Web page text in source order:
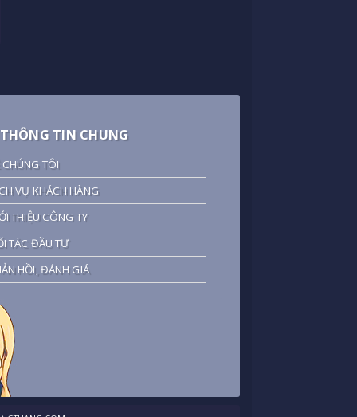
THÔNG TIN CHUNG
CHÚNG TÔI
VỤ KHÁCH HÀNG
THIỆU CÔNG TY
TÁC ĐẦU TƯ
HỒI, ĐÁNH GIÁ